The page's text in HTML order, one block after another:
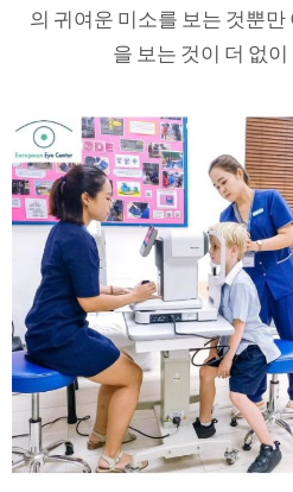
의 귀여운 미소를 보는 것뿐
을 보는 것이 더 없